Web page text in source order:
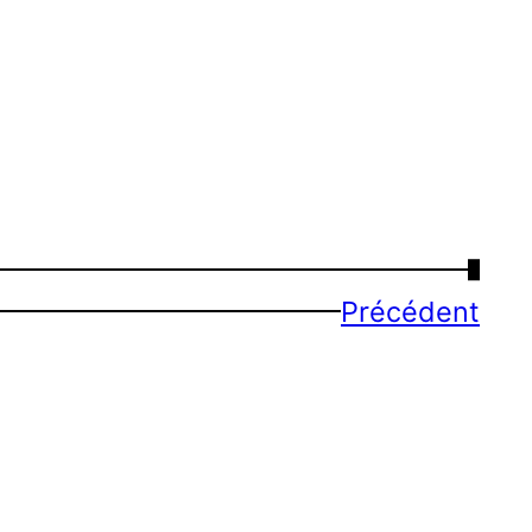
→
Précédent